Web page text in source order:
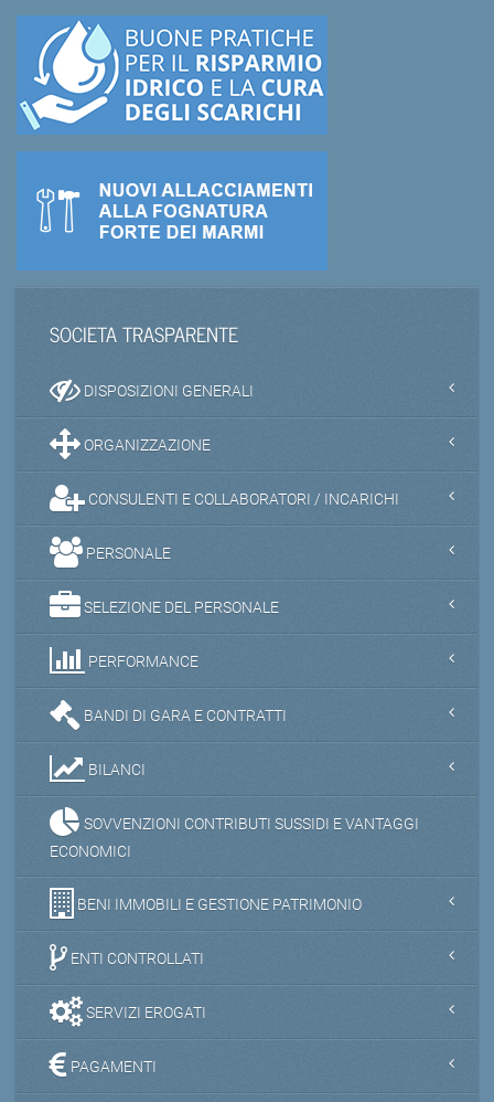
SOCIETA TRASPARENTE
DISPOSIZIONI GENERALI
ORGANIZZAZIONE
CONSULENTI E COLLABORATORI / INCARICHI
PERSONALE
SELEZIONE DEL PERSONALE
PERFORMANCE
BANDI DI GARA E CONTRATTI
BILANCI
SOVVENZIONI CONTRIBUTI SUSSIDI E VANTAGGI
ECONOMICI
BENI IMMOBILI E GESTIONE PATRIMONIO
ENTI CONTROLLATI
SERVIZI EROGATI
PAGAMENTI